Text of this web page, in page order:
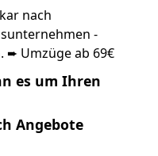
nach
-
➨ Umzüge ab 69€
es um Ihren
Angebote